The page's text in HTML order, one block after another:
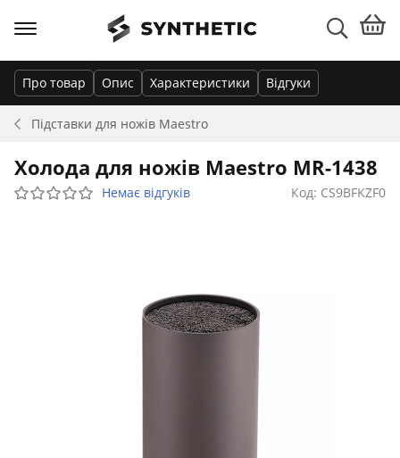
Підставки для ножів Maestro
Про товар Опис Характеристики Відгуки
Холода для ножів Maestro MR-1438
Немає відгуків Код: CS9BFKZF0